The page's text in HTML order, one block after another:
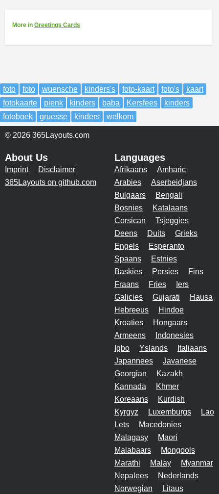
More in Greetings Cards
foto foto wuensche kinders's foto-kaart foto's
kaart
fotokaarte
pienk kinders baba Kersfees
kinders
fotoboek
gruesse kinders welkom
© 2026 365Layouts.com
About Us
Imprint
Disclaimer
365Layouts on github.com
Languages
Afrikaans
Amharic
Arabies
Aserbeidjans
Bulgaars
Bengali
Bosnies
Katalaans
Corsican
Tsjeggies
Deens
Duits
Grieks
Engels
Esperanto
Spaans
Estnies
Baskies
Persies
Fins
Fraans
Fries
Iers
Galicies
Gujarati
Hausa
Hebreeus
Hindoe
Kroaties
Hongaars
Armeens
Indonesies
Igbo
Yslands
Italiaans
Japannees
Javanese
Georgian
Kazakh
Kannada
Khmer
Koreaans
Kurdish
Kyrgyz
Luxemburgs
Lao
Lets
Macedonies
Malagasy
Maori
Malabaars
Mongools
Marathi
Malay
Myanmar
Nepalees
Nederlands
Norwegian
Litaus